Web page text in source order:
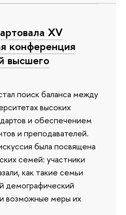
XV
конференция
высшего
поиск баланса между
высоких
и обеспечением
и преподавателей.
была посвящена
семей: участники
как такие семьи
демографический
возможные меры их